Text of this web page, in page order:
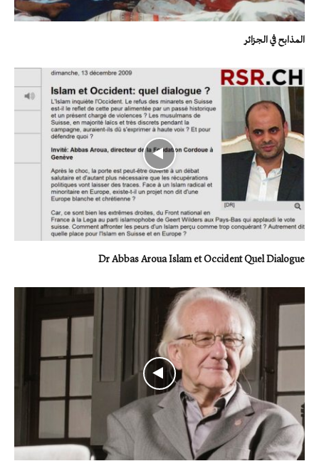
المذابح في الجزائر
Dr Abbas Aroua Islam et Occident Quel Dialogue